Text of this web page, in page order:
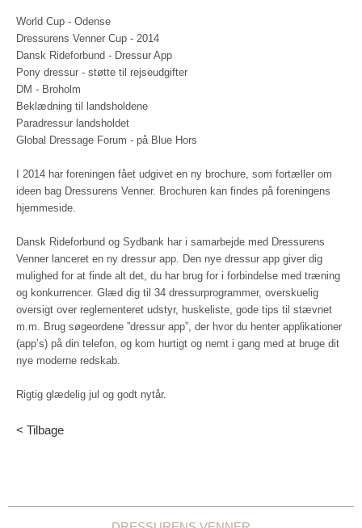
World Cup - Odense
Dressurens Venner Cup - 2014
Dansk Rideforbund - Dressur App
Pony dressur - støtte til rejseudgifter
DM - Broholm
Beklædning til landsholdene
Paradressur landsholdet
Global Dressage Forum - på Blue Hors
I 2014 har foreningen fået udgivet en ny brochure, som fortæller om
ideen bag Dressurens Venner. Brochuren kan findes på foreningens
hjemmeside.
Dansk Rideforbund og Sydbank har i samarbejde med Dressurens
Venner lanceret en ny dressur app. Den nye dressur app giver dig
mulighed for at finde alt det, du har brug for i forbindelse med træning
og konkurrencer. Glæd dig til 34 dressurprogrammer, overskuelig
oversigt over reglementeret udstyr, huskeliste, gode tips til stævnet
m.m. Brug søgeordene ”dressur app”, der hvor du henter applikationer
(app’s) på din telefon, og kom hurtigt og nemt i gang med at bruge dit
nye moderne redskab.
Rigtig glædelig jul og godt nytår.
< Tilbage